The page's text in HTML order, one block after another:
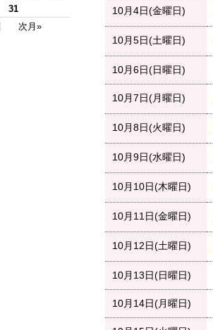
31
次月»
10月4日(金曜日)
10月5日(土曜日)
10月6日(日曜日)
10月7日(月曜日)
10月8日(火曜日)
10月9日(水曜日)
10月10日(木曜日)
10月11日(金曜日)
10月12日(土曜日)
10月13日(日曜日)
10月14日(月曜日)